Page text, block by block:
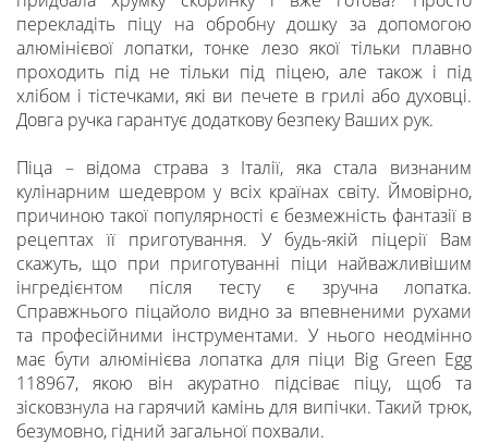
перекладіть піцу на обробну дошку за допомогою
алюмінієвої лопатки, тонке лезо якої тільки плавно
проходить під не тільки під піцею, але також і під
хлібом і тістечками, які ви печете в грилі або духовці.
Довга ручка гарантує додаткову безпеку Ваших рук.
Піца – відома страва з Італії, яка стала визнаним
кулінарним шедевром у всіх країнах світу. Ймовірно,
причиною такої популярності є безмежність фантазії в
рецептах її приготування. У будь-якій піцерії Вам
скажуть, що при приготуванні піци найважливішим
інгредієнтом після тесту є зручна лопатка.
Справжнього піцайоло видно за впевненими рухами
та професійними інструментами. У нього неодмінно
має бути алюмінієва лопатка для піци Big Green Egg
118967, якою він акуратно підсіває піцу, щоб та
зісковзнула на гарячий камінь для випічки. Такий трюк,
безумовно, гідний загальної похвали.